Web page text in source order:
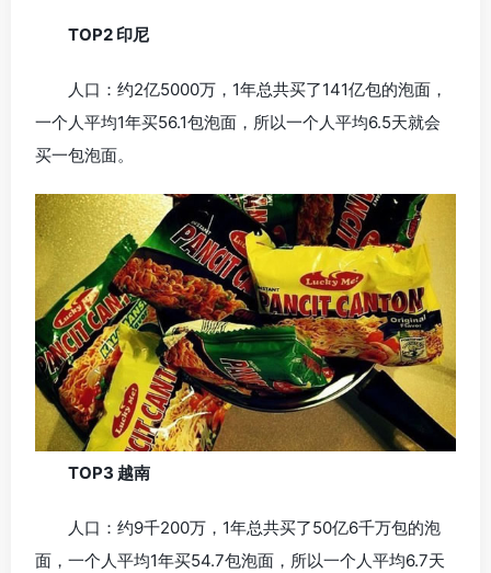
TOP2 印尼
人口：约2亿5000万，1年总共买了141亿包的泡面，
一个人平均1年买56.1包泡面，所以一个人平均6.5天就会
买一包泡面。
TOP3 越南
人口：约9千200万，1年总共买了50亿6千万包的泡
面，一个人平均1年买54.7包泡面，所以一个人平均6.7天